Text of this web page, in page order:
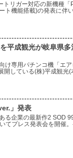
リガー対応の新機種「
ト機能搭載)の発表に伴
平成観光が岐阜県多
け専用パチンコ機「エア
開している(株)平成観光(
」発表
る企業の最新作2 SOD
てプレス発表会を開催